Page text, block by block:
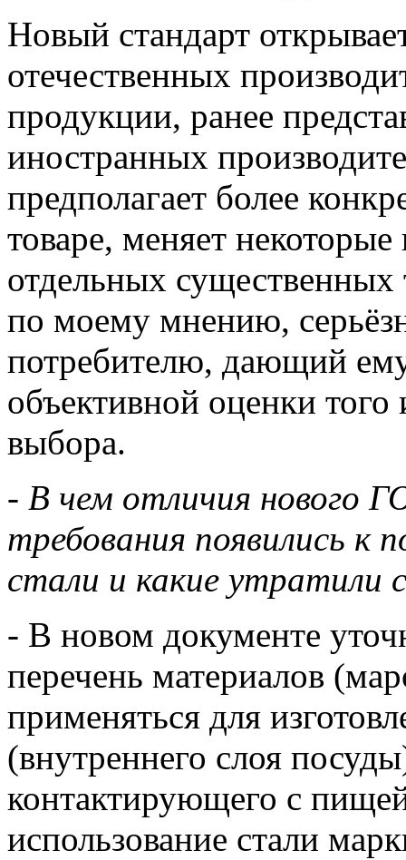
Новый стандарт
отечественных
продукции, ранее
иностранных
предполагает более
товаре, меняет
отдельных
по моему мнению,
потребителю, дающий
объективной оценки
выбора.
- В чем отличия нового
требования появились к
стали и какие утратили
- В новом документе
перечень материалов
применяться для
(внутреннего слоя
контактирующего с
использование стали